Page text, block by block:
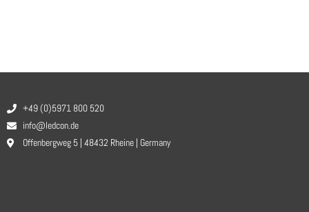
+49 (0)5971 800 520
info@ledcon.de
Offenbergweg 5 | 48432 Rheine | Germany